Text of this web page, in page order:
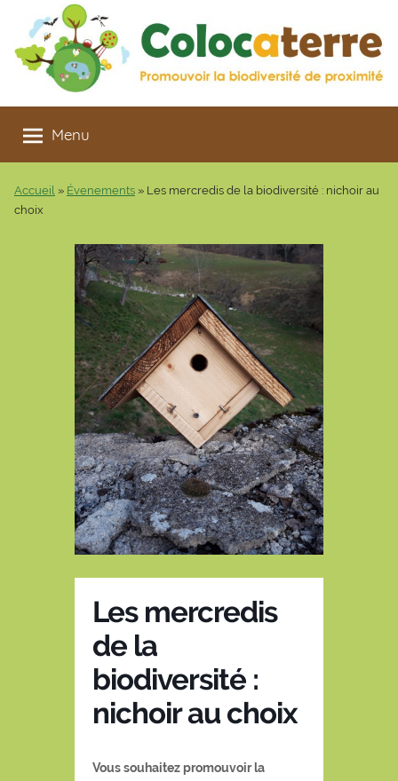
contenu
Colocaterre
Promouvoir
la
proximité
Menu
Accueil » Évenements » Les mercredis de la biodiversité : nichoir au
choix
Les mercredis
de la
biodiversité :
nichoir au choix
Vous souhaitez promouvoir la